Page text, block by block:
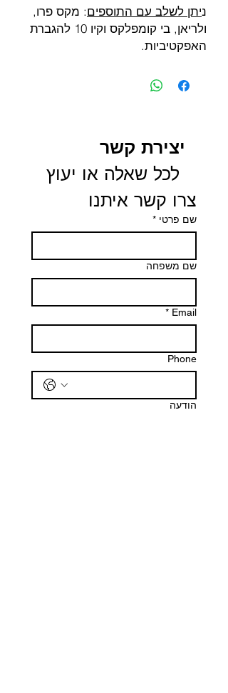
ניתן לשלב עם התוספים: מקס פרו,
ולריאן, בי קומפלקס וקיו 10 להגברת
האפקטיביות.
יצירת קשר
צרו קשר איתנו
שם פרטי *
שם משפחה
Email
*
Phone
הודעה